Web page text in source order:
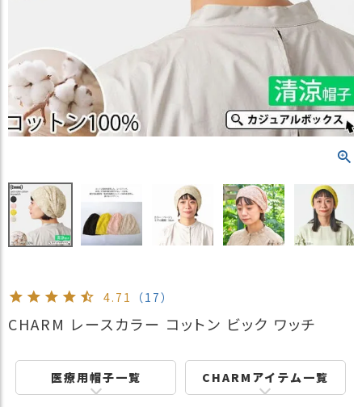
カ
テ
ゴ
閲
歴
買
い
新
作
4.71 （17）
CHARM レースカラー コットン ビック ワッチ
医療用帽子一覧 CHARMアイテム一覧